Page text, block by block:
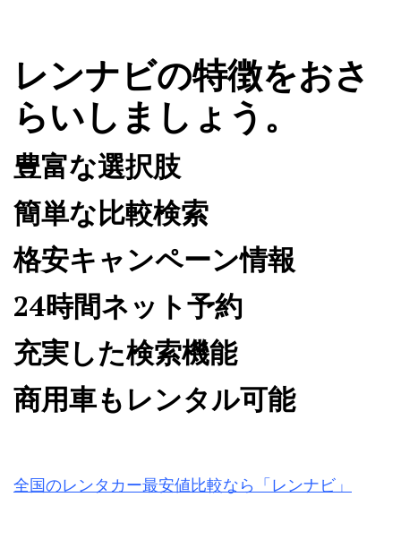
レンナビの特徴をおさ
らいしましょう。
豊富な選択肢
簡単な比較検索
格安キャンペーン情報
24時間ネット予約
充実した検索機能
商用車もレンタル可能
全国のレンタカー最安値比較なら「レンナビ」